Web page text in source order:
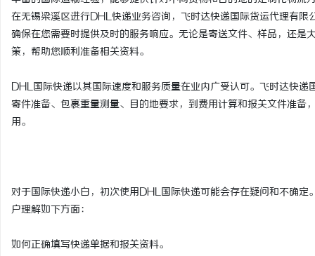
在无锡梁溪区进行DHL快递业务咨询，飞时达快递国际货运代理有
确保在您需要时提供及时的服务响应。无论是寄送文件、样品，还
策，帮助您顺利准备相关资料。
DHL国际快递以其国际速度和服务质量在业内广受认可。飞时达快
寄件准备、包裹重量测量、目的地要求，到费用计算和报关文件准
用。
对于国际快递小白，初次使用DHL国际快递可能会存在疑问和不确
户理解如下方面：
如何正确填写快递单据和报关资料。